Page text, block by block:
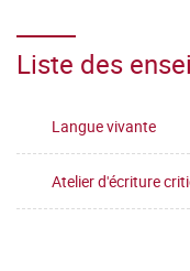
Liste des
Langue vivante
Atelier d'écriture